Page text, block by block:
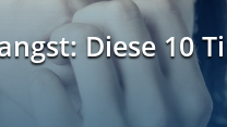
Diese 10